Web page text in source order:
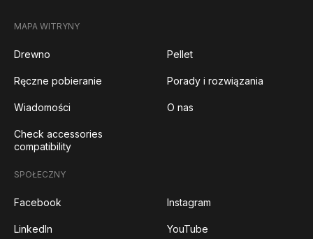
MAPA WITRYNY
Drewno Pellet
Ręczne pobieranie Porady i rozwiązania
Wiadomości O nas
Check accessories
compatibility
SPOŁECZNY
Facebook Instagram
LinkedIn YouTube